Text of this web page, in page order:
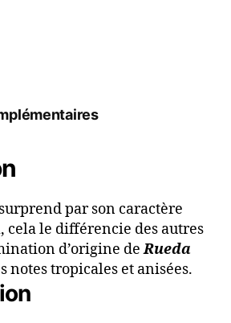
par son caractère
cela le différencie des autres
d’origine deRueda
notes tropicales et anisées.